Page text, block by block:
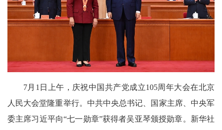
7月1日上午，庆祝中国共产党成立105周年大会在北京
人民大会堂隆重举行。中共中央总书记、国家主席、中央军
委主席习近平向“七一勋章”获得者吴亚琴颁授勋章。新华社